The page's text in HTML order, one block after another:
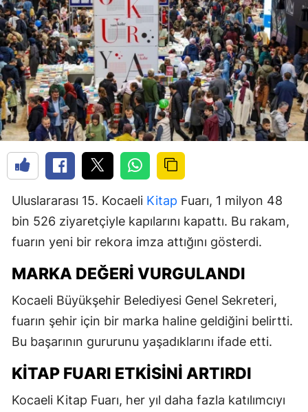
Uluslararası 15. Kocaeli Kitap Fuarı, 1 milyon 48
bin 526 ziyaretçiyle kapılarını kapattı. Bu rakam,
fuarın yeni bir rekora imza attığını gösterdi.
MARKA DEĞERI VURGULANDI
Kocaeli Büyükşehir Belediyesi Genel Sekreteri,
fuarın şehir için bir marka haline geldiğini belirtti.
Bu başarının gururunu yaşadıklarını ifade etti.
KITAP FUARI ETKISINI ARTIRDI
Kocaeli Kitap Fuarı, her yıl daha fazla katılımcıyı